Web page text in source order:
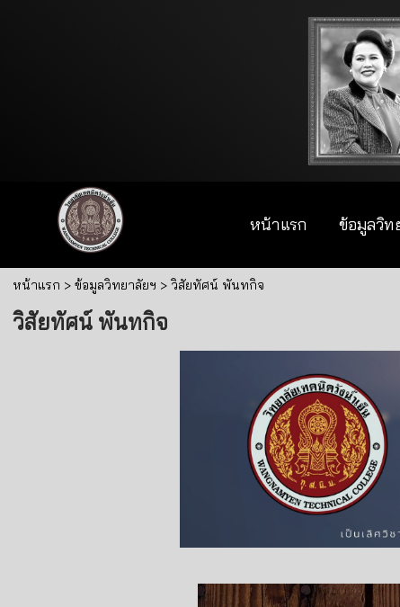
หน้าแรก ข้อมูลวิท
หน้าแรก > ข้อมูลวิทยาลัยฯ > วิสัยทัศน์ พันทกิจ
วิสัยทัศน์ พันทกิจ